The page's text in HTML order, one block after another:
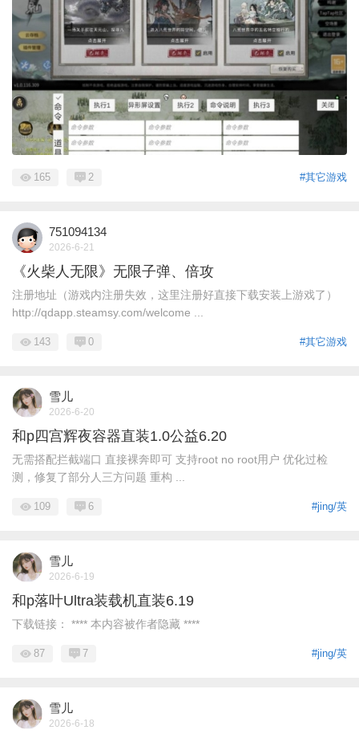
#其它游戏
165 2
751094134
2026-6-21
《火柴人无限》无限子弹、倍攻
注册地址（游戏内注册失效，这里注册好直接下载安装上游戏了）
http://qdapp.steamsy.com/welcome ...
#其它游戏
143 0
雪儿
2026-6-20
和p四宫辉夜容器直装1.0公益6.20
无需搭配拦截端口 直接裸奔即可 支持root no root用户 优化过检
测，修复了部分人三方问题 重构 ...
#jing/英
109 6
雪儿
2026-6-19
和p落叶Ultra装载机直装6.19
下载链接： **** 本内容被作者隐藏 ****
#jing/英
87 7
雪儿
2026-6-18